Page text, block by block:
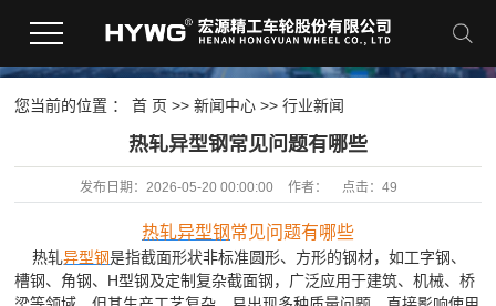
您当前的位置 ：首 页 >>新闻中心 >>行业新闻
​热轧异型钢常见问题有哪些
发布日期： 2026-05-20 00:00:00 作者： 点击： 49
热轧异型钢 常见问题有哪些
热轧异型钢是指截面形状非标准圆形、方形的钢材，如工字钢、
槽钢、角钢、H型钢及定制复杂截面钢，广泛应用于建筑、机械、桥